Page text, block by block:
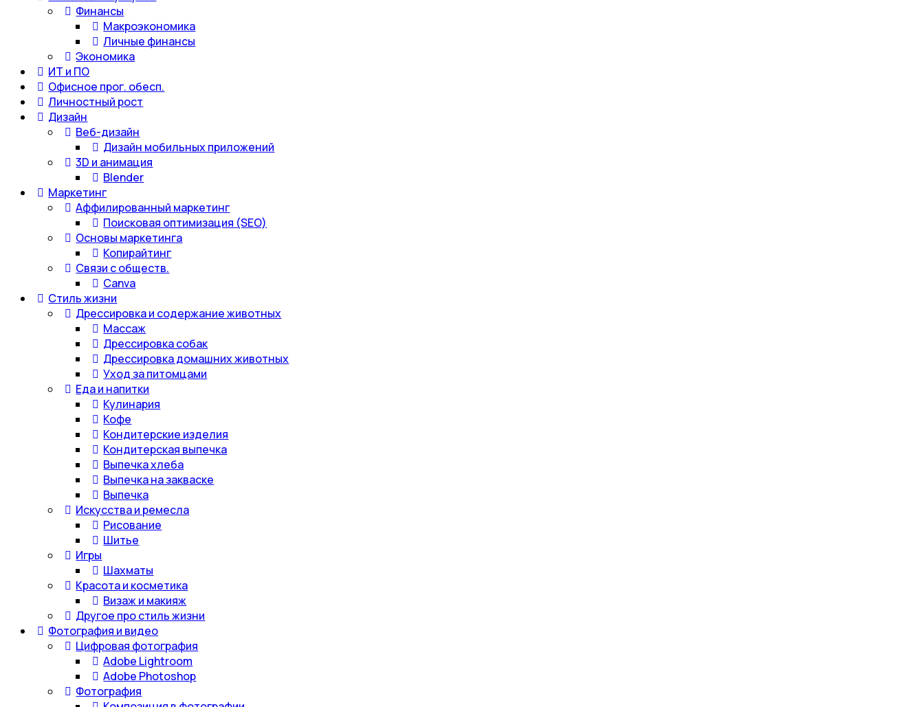
Финансы
Макроэкономика
Личные финансы
Экономика
ИТ и ПО
Офисное прог. обесп.
Личностный рост
Дизайн
Веб-дизайн
Дизайн мобильных приложений
3D и анимация
Blender
Маркетинг
Аффилированный маркетинг
Поисковая оптимизация (SEO)
Основы маркетинга
Копирайтинг
Связи с обществ.
Canva
Стиль жизни
Дрессировка и содержание животных
Массаж
Дрессировка собак
Дрессировка домашних животных
Уход за питомцами
Еда и напитки
Кулинария
Кофе
Кондитерские изделия
Кондитерская выпечка
Выпечка хлеба
Выпечка на закваске
Выпечка
Искусства и ремесла
Рисование
Шитье
Игры
Шахматы
Красота и косметика
Визаж и макияж
Другое про стиль жизни
Фотография и видео
Цифровая фотография
Adobe Lightroom
Adobe Photoshop
Фотография